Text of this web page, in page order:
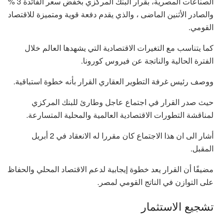
والصادر الأثنين الماضى ، والذي يقدم دفعة قوية ومتميزة للاقتصاد
القومي.
كما يتناسب مع التغيرات الاقتصادية التي يشهدها العالم خلال
الفترة الحالية والناتجة عن فيروس كورونا.
ووصف رئيس غرفة التطوير العقاري القرار بأنه خطوة استباقية.
حيث صدر القرار في اجتماع عاجل وطارئ للبنك المركزي
لمناقشة التطورات الاقتصادية العالمية والمحلية المتسارعة.
أشار الى ان هذا الاجتماع كان مقررا له الانعقاد في 2 أبريل
المقبل.
مضيفًا أن القرار يعد خطوة إيجابية لدعم الاقتصاد المحلي والحفاظ
على التوازن في الناتج القومي لمصر.
تشجيع الاستثمار